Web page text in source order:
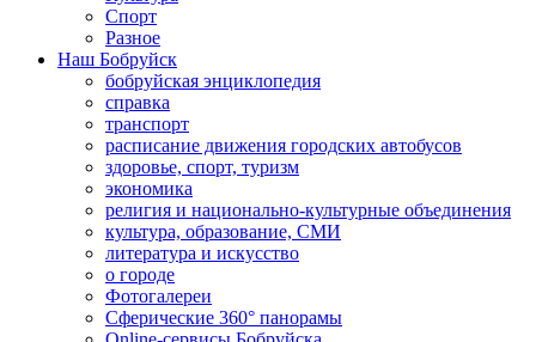
Спорт
Разное
Наш Бобруйск
бобруйская энциклопедия
справка
транспорт
расписание движения городских автобусов
здоровье, спорт, туризм
экономика
религия и национально-культурные объединения
культура, образование, СМИ
литература и искусство
о городе
Фотогалереи
Сферические 360° панорамы